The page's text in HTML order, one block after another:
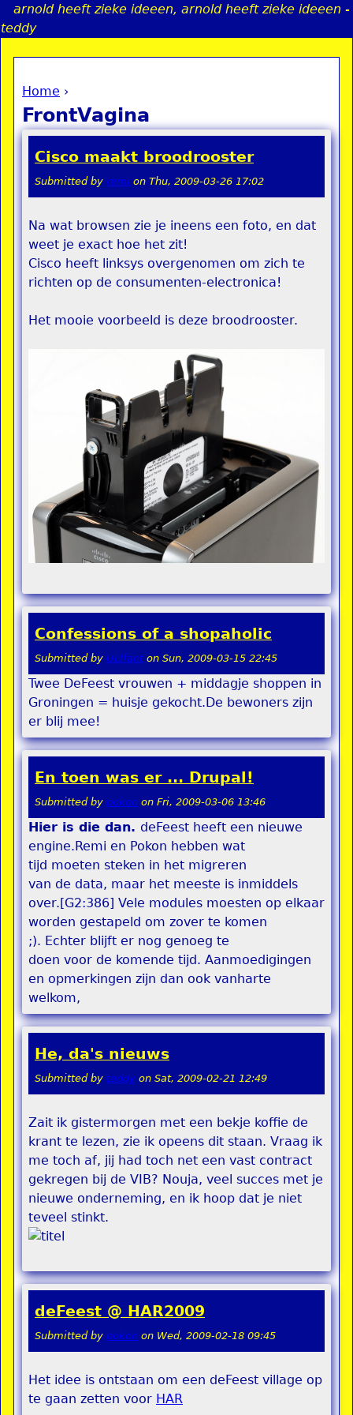
Jump to navigation
arnold heeft zieke ideeen, arnold heeft zieke ideeen -
teddy
You are here
Home ›
FrontVagina
Cisco maakt broodrooster
Submitted by remi on Thu, 2009-03-26 17:02
Na wat browsen zie je ineens een foto, en dat
weet je exact hoe het zit!
Cisco heeft linksys overgenomen om zich te
richten op de consumenten-electronica!
Het mooie voorbeeld is deze broodrooster.
Confessions of a shopaholic
Submitted by ULIfanton Sun, 2009-03-15 22:45
Twee DeFeest vrouwen + middagje shoppen in
Groningen = huisje gekocht.De bewoners zijn
er blij mee!
En toen was er ... Drupal!
Submitted by pokon on Fri, 2009-03-06 13:46
Hier is die dan. deFeest heeft een nieuwe
engine.Remi en Pokon hebben wat
tijd moeten steken in het migreren
van de data, maar het meeste is inmiddels
over.[G2:386] Vele modules moesten op elkaar
worden gestapeld om zover te komen
;). Echter blijft er nog genoeg te
doen voor de komende tijd. Aanmoedigingen
en opmerkingen zijn dan ook vanharte
welkom,
He, da's nieuws
Submitted by teddy on Sat, 2009-02-21 12:49
Zait ik gistermorgen met een bekje koffie de
krant te lezen, zie ik opeens dit staan. Vraag ik
me toch af, jij had toch net een vast contract
gekregen bij de VIB? Nouja, veel succes met je
nieuwe onderneming, en ik hoop dat je niet
teveel stinkt.
deFeest @ HAR2009
Submitted by pokon on Wed, 2009-02-18 09:45
Het idee is ontstaan om een deFeest village op
te gaan zetten voor HAR